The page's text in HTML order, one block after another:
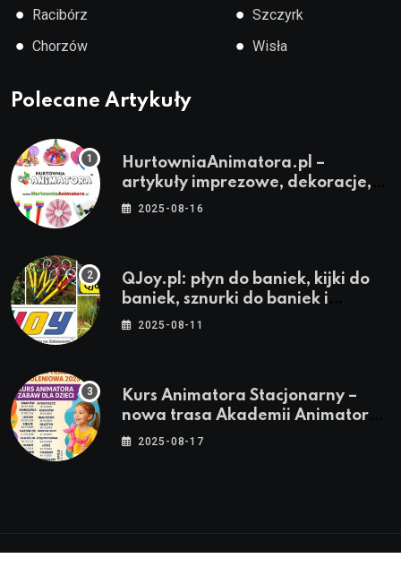
● Racibórz
● Chorzów
● Szczyrk
● Wisła
Polecane Artykuły
HurtowniaAnimatora.pl –
artykuły imprezowe, dekoracje,
stroje i akcesoria dla animatorów
2025-08-16
QJoy.pl: płyn do baniek, kijki do
baniek, sznurki do baniek i
zestawy do baniek
2025-08-11
Kurs Animatora Stacjonarny –
nowa trasa Akademii Animatora
– jesień 2025
2025-08-17